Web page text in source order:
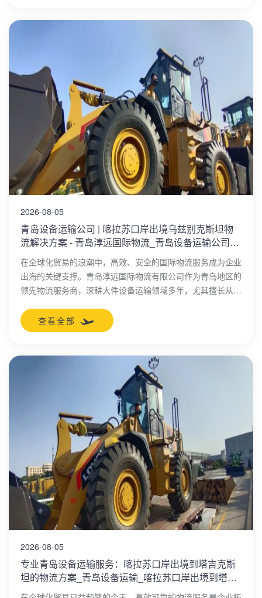
2026-08-05
青岛设备运输公司 | 喀拉苏口岸出境乌兹别克斯坦物
流解决方案 - 青岛淳远国际物流_青岛设备运输公司_
喀拉苏口岸出境乌兹别克斯坦
在全球化贸易的浪潮中，高效、安全的国际物流服务成为企业
出海的关键支撑。青岛淳远国际物流有限公司作为青岛地区的
领先物流服务商，深耕大件设备运输领域多年，尤其擅长从青
查看全部
2026-08-05
专业青岛设备运输服务：喀拉苏口岸出境到塔吉克斯
坦的物流方案_青岛设备运输_喀拉苏口岸出境到塔吉
克斯坦